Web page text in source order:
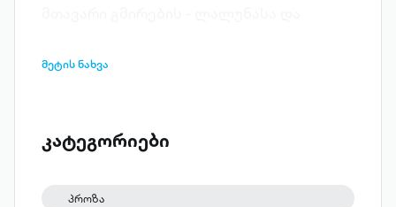
სურვილი, რომელიც მშობლებისაგან
საიდუმლოებებით, ხიფათებითა და
მეტის ნახვა
კატეგორიები
პროზა